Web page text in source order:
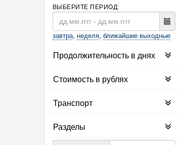
ВЫБЕРИТЕ ПЕРИОД:
завтра, неделя, ближайшие выходные
Продолжительность в днях
Стоимость в рублях
Транспорт
Разделы